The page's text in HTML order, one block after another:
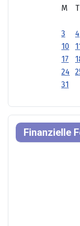
M
T
3
4
10
17
24
31
Finanzielle